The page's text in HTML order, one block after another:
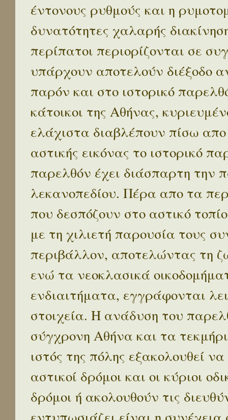
έντονους ρυθμούς και η
δυνατότητες χαλαρής
περίπατοι περιορίζονται σε
υπάρχουν αποτελούν διέξοδο
παρόν και στο ιστορικό
κάτοικοι της Αθήνας,
ελάχιστα διαβλέπουν πίσω
αστικής εικόνας το ιστορικό
παρελθόν έχει διάσπαρτη την
λεκανοπεδίου. Πέρα απο τα
που δεσπόζουν στο αστικό
με τη χιλιετή παρουσία τους
περιβάλλον, αποτελώντας τη
ενώ τα νεοκλασικά
ενδιαιτήματα, εγγράφονται
στοιχεία. Η ανάδυση του
σύγχρονη Αθήνα και τα
ιστός της πόλης εξακολουθεί
αστικοί δρόμοι και οι κύριοι
δρόμοι ή ακολουθούν τις